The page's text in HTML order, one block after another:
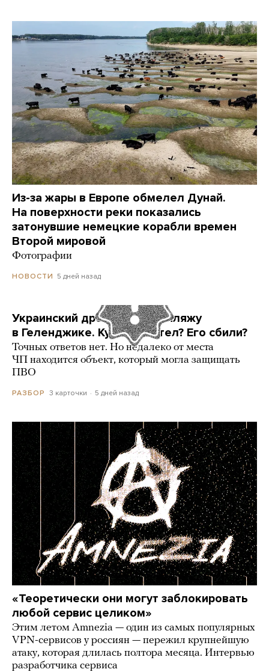
Из-за жары в Европе обмелел Дунай.
На поверхности реки показались
затонувшие немецкие корабли времен
Второй мировой
Фотографии
НОВОСТИ 5 дней назад
Украинский дрон попал по пляжу
в Геленджике. Куда он летел? Его сбили?
Точных ответов нет. Но недалеко от места
ЧП находится объект, который могла защищать
ПВО
РАЗБОР 3 карточки 5 дней назад
«Теоретически они могут заблокировать
любой сервис целиком»
Этим летом Amnezia — один из самых популярных
VPN-сервисов у россиян — пережил крупнейшую
атаку, которая длилась полтора месяца. Интервью
разработчика сервиса